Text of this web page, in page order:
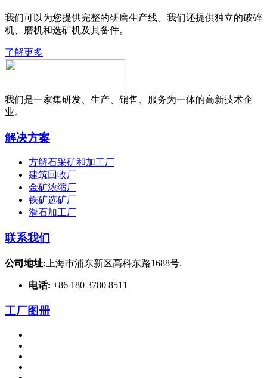
我们可以为您提供完整的研磨生产线。我们还提供独立的破碎
机、磨机和选矿机及其备件。
了解更多
我们是一家集研发、生产、销售、服务为一体的高新技术企
业。
解决方案
方解石采矿和加工厂
建筑回收厂
金矿浓缩厂
铁矿选矿厂
滑石加工厂
联系我们
公司地址: 上海市浦东新区高科东路1688号.
电话: +86 180 3780 8511
工厂图册